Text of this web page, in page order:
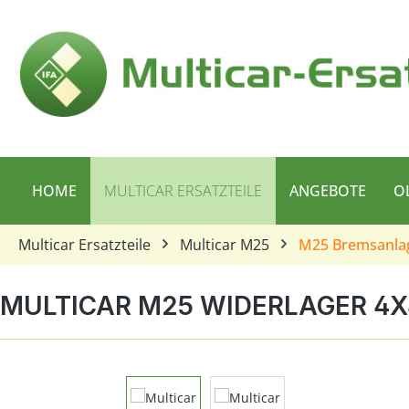
HOME MULTICAR ERSATZTEILE ANGEBOTE
Multicar Ersatzteile Multicar M25 M25
MULTICAR M25 WIDERLAGER
Bildergalerie überspringen